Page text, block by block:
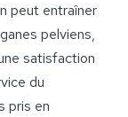
peut entraîner
pelviens,
satisfaction
du
pris en